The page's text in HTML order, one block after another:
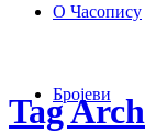
О Часопису
Бројеви
Tag